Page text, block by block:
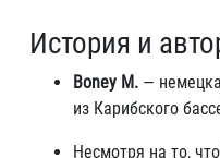
История и
Boney M. —
из Карибского
Несмотря на то,